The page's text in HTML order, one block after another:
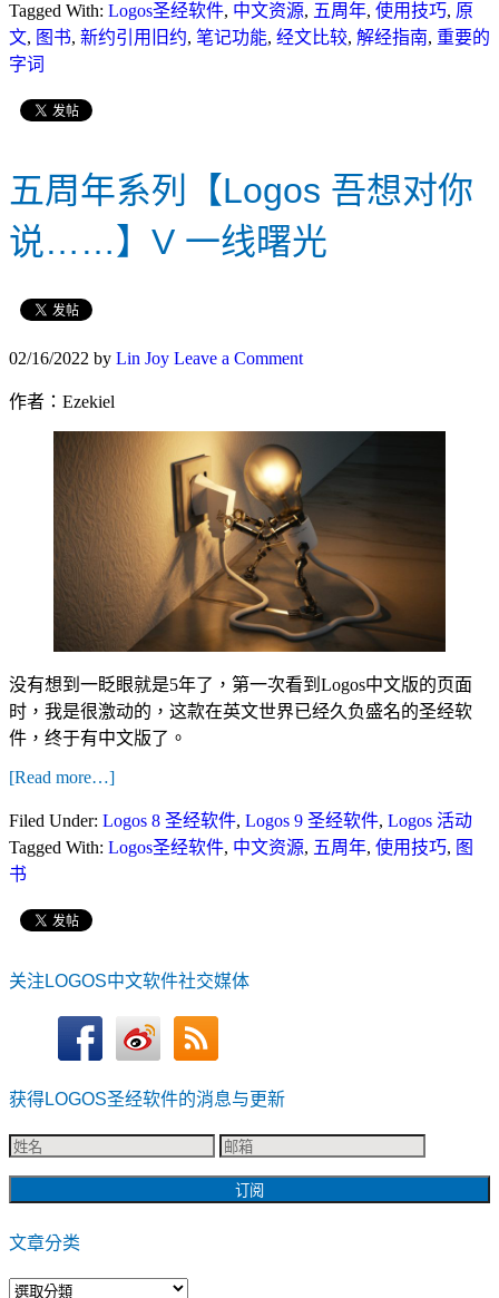
Tagged With: Logos圣经软件, 中文资源, 五周年, 使用技巧, 原
文, 图书, 新约引用旧约, 笔记功能, 经文比较, 解经指南, 重要的
字词
五周年系列【Logos 吾想对你
说……】V 一线曙光
02/16/2022 by Lin Joy Leave a Comment
作者：Ezekiel
没有想到一眨眼就是5年了，第一次看到Logos中文版的页面
时，我是很激动的，这款在英文世界已经久负盛名的圣经软
件，终于有中文版了。
[Read more…]
Filed Under: Logos 8 圣经软件, Logos 9 圣经软件, Logos 活动
Tagged With: Logos圣经软件, 中文资源, 五周年, 使用技巧, 图
书
关注LOGOS中文软件社交媒体
获得LOGOS圣经软件的消息与更新
文章分类
文